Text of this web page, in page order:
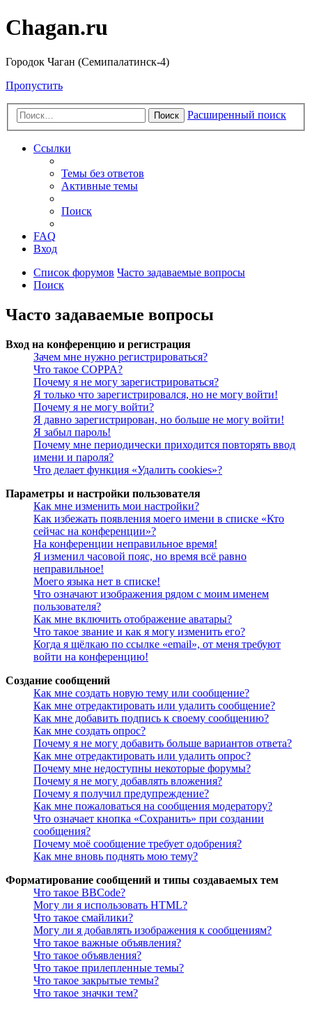
Chagan.ru
Городок Чаган (Семипалатинск-4)
Пропустить
Поиск Расширенный поиск
Ссылки
Темы без ответов
Активные темы
Поиск
FAQ
Вход
Список форумов Часто задаваемые вопросы
Поиск
Часто задаваемые вопросы
Вход на конференцию и регистрация
Зачем мне нужно регистрироваться?
Что такое COPPA?
Почему я не могу зарегистрироваться?
Я только что зарегистрировался, но не могу войти!
Почему я не могу войти?
Я давно зарегистрирован, но больше не могу войти!
Я забыл пароль!
Почему мне периодически приходится повторять ввод
имени и пароля?
Что делает функция «Удалить cookies»?
Параметры и настройки пользователя
Как мне изменить мои настройки?
Как избежать появления моего имени в списке «Кто
сейчас на конференции»?
На конференции неправильное время!
Я изменил часовой пояс, но время всё равно
неправильное!
Моего языка нет в списке!
Что означают изображения рядом с моим именем
пользователя?
Как мне включить отображение аватары?
Что такое звание и как я могу изменить его?
Когда я щёлкаю по ссылке «email», от меня требуют
войти на конференцию!
Создание сообщений
Как мне создать новую тему или сообщение?
Как мне отредактировать или удалить сообщение?
Как мне добавить подпись к своему сообщению?
Как мне создать опрос?
Почему я не могу добавить больше вариантов ответа?
Как мне отредактировать или удалить опрос?
Почему мне недоступны некоторые форумы?
Почему я не могу добавлять вложения?
Почему я получил предупреждение?
Как мне пожаловаться на сообщения модератору?
Что означает кнопка «Сохранить» при создании
сообщения?
Почему моё сообщение требует одобрения?
Как мне вновь поднять мою тему?
Форматирование сообщений и типы создаваемых тем
Что такое BBCode?
Могу ли я использовать HTML?
Что такое смайлики?
Могу ли я добавлять изображения к сообщениям?
Что такое важные объявления?
Что такое объявления?
Что такое прилепленные темы?
Что такое закрытые темы?
Что такое значки тем?